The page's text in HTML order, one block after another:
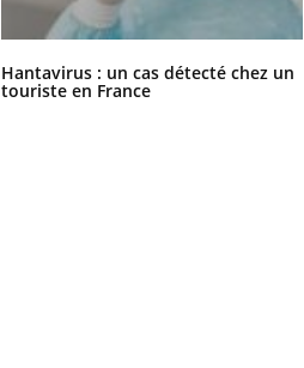
Hantavirus : un cas détecté chez un
touriste en France